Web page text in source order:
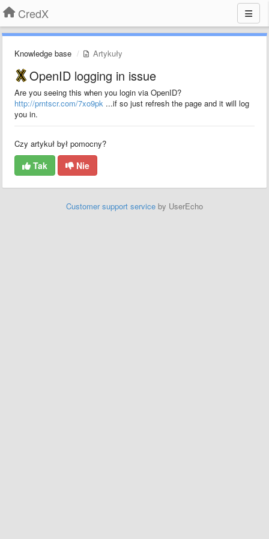
CredX
Knowledge base Artykuły
OpenID logging in issue
Are you seeing this when you login via OpenID?
http://prntscr.com/7xo9pk ...if so just refresh the page and it will log
you in.
Czy artykuł był pomocny?
Tak Nie
Customer support service by UserEcho